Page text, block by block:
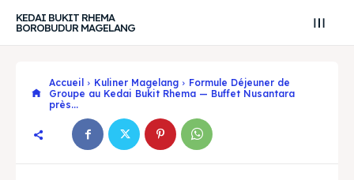
KEDAI BUKIT RHEMA
BOROBUDUR MAGELANG
Accueil Kuliner Magelang
Formule Déjeuner de
Groupe au Kedai Bukit Rhema — Buffet Nusantara
près...